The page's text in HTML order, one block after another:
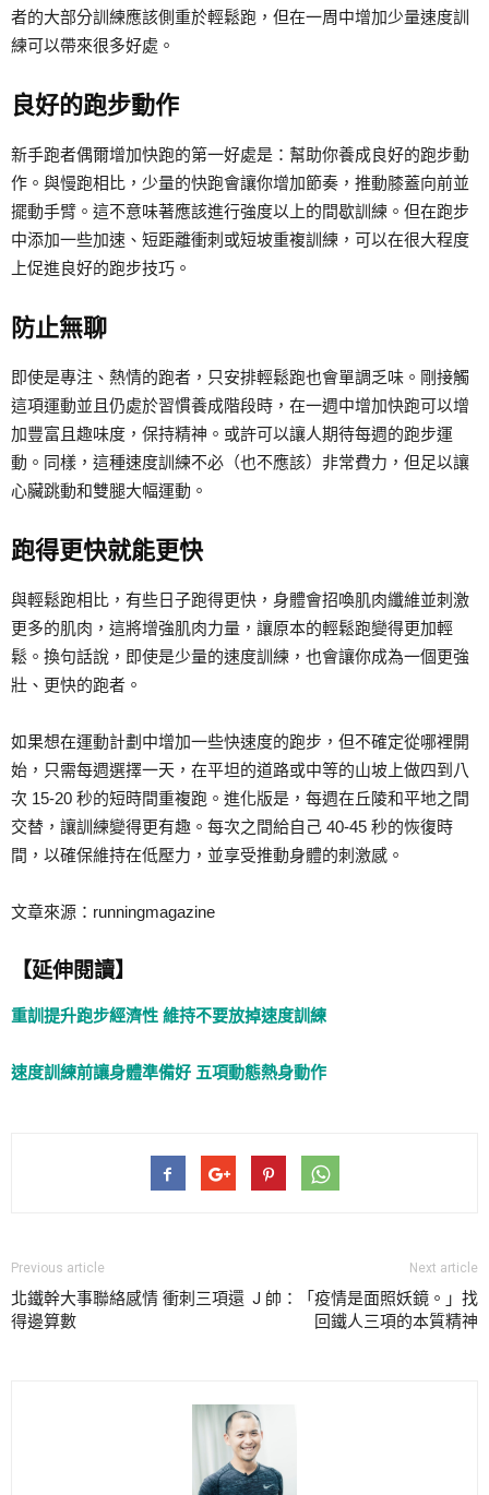
者的大部分訓練應該側重於輕鬆跑，但在一周中增加少量速度訓
練可以帶來很多好處。
良好的跑步動作
新手跑者偶爾增加快跑的第一好處是：幫助你養成良好的跑步動
作。與慢跑相比，少量的快跑會讓你增加節奏，推動膝蓋向前並
擺動手臂。這不意味著應該進行強度以上的間歇訓練。但在跑步
中添加一些加速、短距離衝刺或短坡重複訓練，可以在很大程度
上促進良好的跑步技巧。
防止無聊
即使是專注、熱情的跑者，只安排輕鬆跑也會單調乏味。剛接觸
這項運動並且仍處於習慣養成階段時，在一週中增加快跑可以增
加豐富且趣味度，保持精神。或許可以讓人期待每週的跑步運
動。同樣，這種速度訓練不必（也不應該）非常費力，但足以讓
心臟跳動和雙腿大幅運動。
跑得更快就能更快
與輕鬆跑相比，有些日子跑得更快，身體會招喚肌肉纖維並刺激
更多的肌肉，這將增強肌肉力量，讓原本的輕鬆跑變得更加輕
鬆。換句話說，即使是少量的速度訓練，也會讓你成為一個更強
壯、更快的跑者。
如果想在運動計劃中增加一些快速度的跑步，但不確定從哪裡開
始，只需每週選擇一天，在平坦的道路或中等的山坡上做四到八
次 15-20 秒的短時間重複跑。進化版是，每週在丘陵和平地之間
交替，讓訓練變得更有趣。每次之間給自己 40-45 秒的恢復時
間，以確保維持在低壓力，並享受推動身體的刺激感。
文章來源：runningmagazine
【延伸閱讀】
重訓提升跑步經濟性 維持不要放掉速度訓練
速度訓練前讓身體準備好 五項動態熱身動作
Previous article
北鐵幹大事聯絡感情 衝刺三項還
得邊算數
Next article
J 帥：「疫情是面照妖鏡。」找
回鐵人三項的本質精神